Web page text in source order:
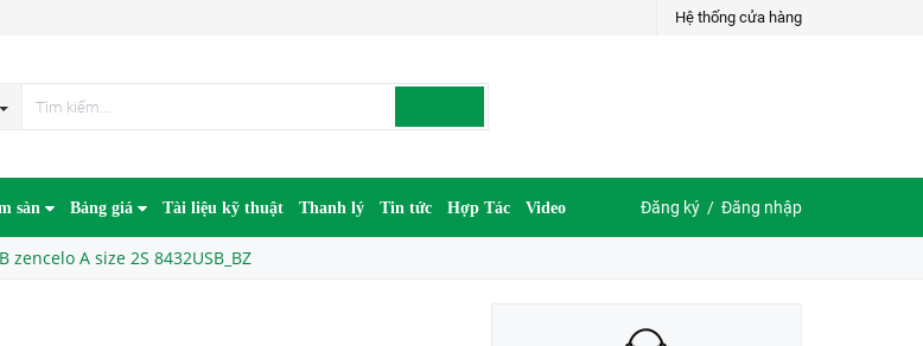
Hệ thống cửa hàng
sàn Bảng giá Tài liệu kỹ thuật Thanh lý Tin tức Hợp Tác Video Đăng ký / Đăng nhập
zencelo A size 2S 8432USB_BZ
LIÊN HỆ ĐẶT HÀNG